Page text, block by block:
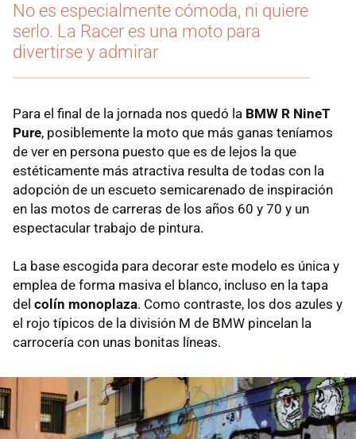
No es especialmente cómoda, ni quiere
serlo. La Racer es una moto para
divertirse y admirar
Para el final de la jornada nos quedó la BMW R NineT
Pure, posiblemente la moto que más ganas teníamos
de ver en persona puesto que es de lejos la que
estéticamente más atractiva resulta de todas con la
adopción de un escueto semicarenado de inspiración
en las motos de carreras de los años 60 y 70 y un
espectacular trabajo de pintura.
La base escogida para decorar este modelo es única y
emplea de forma masiva el blanco, incluso en la tapa
del colín monoplaza. Como contraste, los dos azules y
el rojo típicos de la división M de BMW pincelan la
carrocería con unas bonitas líneas.